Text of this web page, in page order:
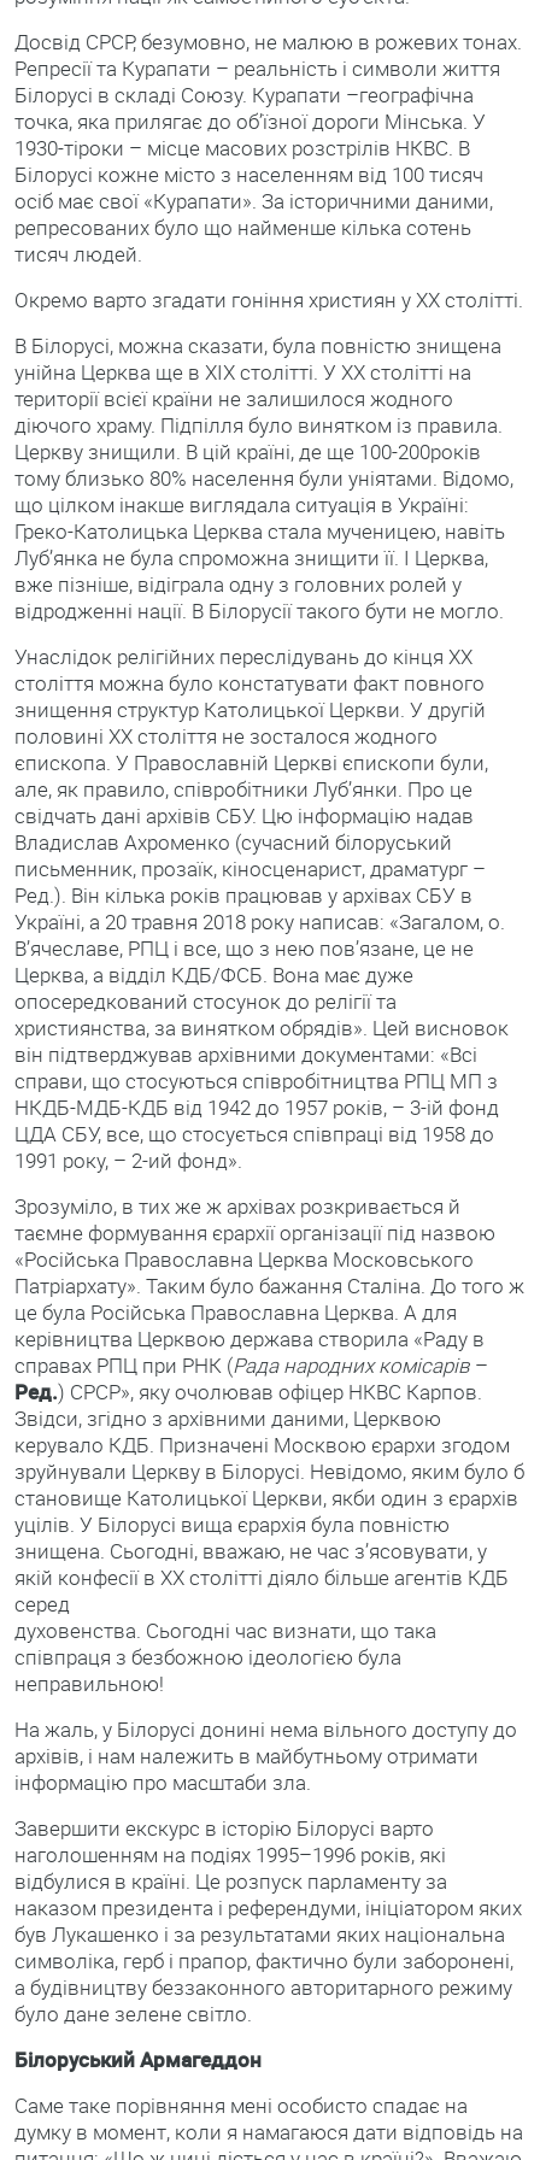
Досвід СРСР, безумовно, не малюю в рожевих тонах.
Репресії та Курапати – реальність і символи життя
Білорусі в складі Союзу. Курапати –географічна
точка, яка прилягає до об’їзної дороги Мінська. У
1930-тіроки – місце масових розстрілів НКВС. В
Білорусі кожне місто з населенням від 100 тисяч
осіб має свої «Курапати». За історичними даними,
репресованих було що найменше кілька сотень
тисяч людей.
Окремо варто згадати гоніння християн у ХХ столітті.
В Білорусі, можна сказати, була повністю знищена
унійна Церква ще в ХІХ столітті. У ХХ столітті на
території всієї країни не залишилося жодного
діючого храму. Підпілля було винятком із правила.
Церкву знищили. В цій країні, де ще 100-200років
тому близько 80% населення були уніятами. Відомо,
що цілком інакше виглядала ситуація в Україні:
Греко-Католицька Церква стала мученицею, навіть
Луб’янка не була спроможна знищити її. І Церква,
вже пізніше, відіграла одну з головних ролей у
відродженні нації. В Білорусії такого бути не могло.
Унаслідок релігійних переслідувань до кінця ХХ
століття можна було констатувати факт повного
знищення структур Католицької Церкви. У другій
половині ХХ століття не зосталося жодного
єпископа. У Православній Церкві єпископи були,
але, як правило, співробітники Луб’янки. Про це
свідчать дані архівів СБУ. Цю інформацію надав
Владислав Ахроменко (сучасний білоруський
письменник, прозаїк, кіносценарист, драматург –
Ред.). Він кілька років працював у архівах СБУ в
Україні, а 20 травня 2018 року написав: «Загалом, о.
В’ячеславе, РПЦ і все, що з нею пов’язане, це не
Церква, а відділ КДБ/ФСБ. Вона має дуже
опосередкований стосунок до релігії та
християнства, за винятком обрядів». Цей висновок
він підтверджував архівними документами: «Всі
справи, що стосуються співробітництва РПЦ МП з
НКДБ-МДБ-КДБ від 1942 до 1957 років, – 3-ій фонд
ЦДА СБУ, все, що стосується співпраці від 1958 до
1991 року, – 2-ий фонд».
Зрозуміло, в тих же ж архівах розкривається й
таємне формування єрархії організації під назвою
«Російська Православна Церква Московського
Патріархату». Таким було бажання Сталіна. До того ж
це була Російська Православна Церква. А для
керівництва Церквою держава створила «Раду в
справах РПЦ при РНК (Рада народних комісарів –
Ред.) СРСР», яку очолював офіцер НКВС Карпов.
Звідси, згідно з архівними даними, Церквою
керувало КДБ. Призначені Москвою єрархи згодом
зруйнували Церкву в Білорусі. Невідомо, яким було б
становище Католицької Церкви, якби один з єрархів
уцілів. У Білорусі вища єрархія була повністю
знищена. Сьогодні, вважаю, не час з’ясовувати, у
якій конфесії в ХХ столітті діяло більше агентів КДБ
серед
духовенства. Сьогодні час визнати, що така
співпраця з безбожною ідеологією була
неправильною!
На жаль, у Білорусі донині нема вільного доступу до
архівів, і нам належить в майбутньому отримати
інформацію про масштаби зла.
Завершити екскурс в історію Білорусі варто
наголошенням на подіях 1995–1996 років, які
відбулися в країні. Це розпуск парламенту за
наказом президента і референдуми, ініціатором яких
був Лукашенко і за результатами яких національна
символіка, герб і прапор, фактично були заборонені,
а будівництву беззаконного авторитарного режиму
було дане зелене світло.
Білоруський Армагеддон
Саме таке порівняння мені особисто спадає на
думку в момент, коли я намагаюся дати відповідь на